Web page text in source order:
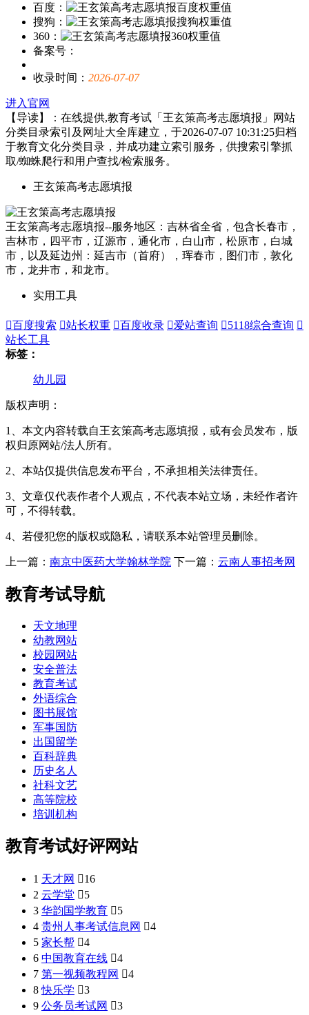
百度：
搜狗：
360：
备案号：
收录时间： 2026-07-07
进入官网
【导读】：在线提供,教育考试「王玄策高考志愿填报」网站
分类目录索引及网址大全库建立，于2026-07-07 10:31:25归档
于教育文化分类目录，并成功建立索引服务，供搜索引擎抓
取/蜘蛛爬行和用户查找/检索服务。
王玄策高考志愿填报
王玄策高考志愿填报--服务地区：吉林省全省，包含长春市，
吉林市，四平市，辽源市，通化市，白山市，松原市，白城
市，以及延边州：延吉市（首府），珲春市，图们市，敦化
市，龙井市，和龙市。
实用工具
百度搜索 站长权重 百度收录 爱站查询 5118综合查询 
站长工具
标签：
幼儿园
版权声明：
1、本文内容转载自王玄策高考志愿填报，或有会员发布，版
权归原网站/法人所有。
2、本站仅提供信息发布平台，不承担相关法律责任。
3、文章仅代表作者个人观点，不代表本站立场，未经作者许
可，不得转载。
4、若侵犯您的版权或隐私，请联系本站管理员删除。
上一篇： 南京中医药大学翰林学院 下一篇： 云南人事招考网
教育考试导航
天文地理
幼教网站
校园网站
安全普法
教育考试
外语综合
图书展馆
军事国防
出国留学
百科辞典
历史名人
社科文艺
高等院校
培训机构
教育考试好评网站
1 天才网 16
2 云学堂 5
3 华韵国学教育 5
4 贵州人事考试信息网 4
5 家长帮 4
6 中国教育在线 4
7 第一视频教程网 4
8 快乐学 3
9 公务员考试网 3